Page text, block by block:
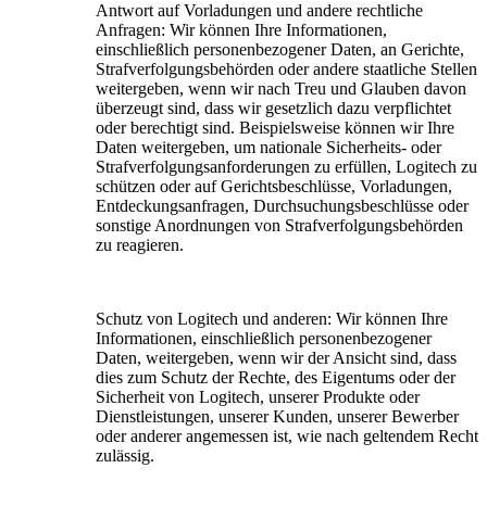
Antwort auf Vorladungen und andere rechtliche
Anfragen: Wir können Ihre Informationen,
einschließlich personenbezogener Daten, an Gerichte,
Strafverfolgungsbehörden oder andere staatliche Stellen
weitergeben, wenn wir nach Treu und Glauben davon
überzeugt sind, dass wir gesetzlich dazu verpflichtet
oder berechtigt sind. Beispielsweise können wir Ihre
Daten weitergeben, um nationale Sicherheits- oder
Strafverfolgungsanforderungen zu erfüllen, Logitech zu
schützen oder auf Gerichtsbeschlüsse, Vorladungen,
Entdeckungsanfragen, Durchsuchungsbeschlüsse oder
sonstige Anordnungen von Strafverfolgungsbehörden
zu reagieren.
Schutz von Logitech und anderen: Wir können Ihre
Informationen, einschließlich personenbezogener
Daten, weitergeben, wenn wir der Ansicht sind, dass
dies zum Schutz der Rechte, des Eigentums oder der
Sicherheit von Logitech, unserer Produkte oder
Dienstleistungen, unserer Kunden, unserer Bewerber
oder anderer angemessen ist, wie nach geltendem Recht
zulässig.